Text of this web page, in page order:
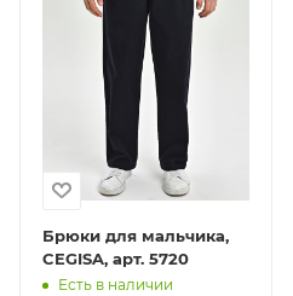
Брюки для мальчика,
CEGISA, арт. 5720
Есть в наличии